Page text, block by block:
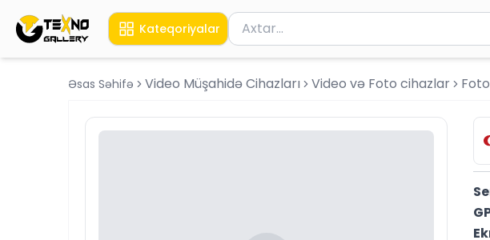
Kateqoriyalar Məhsul axtar
Axtarış üçün ən azı 2 simvol yazın.
Əsas Səhifə Video Müşahidə Cihazları Video və Foto cihazlar